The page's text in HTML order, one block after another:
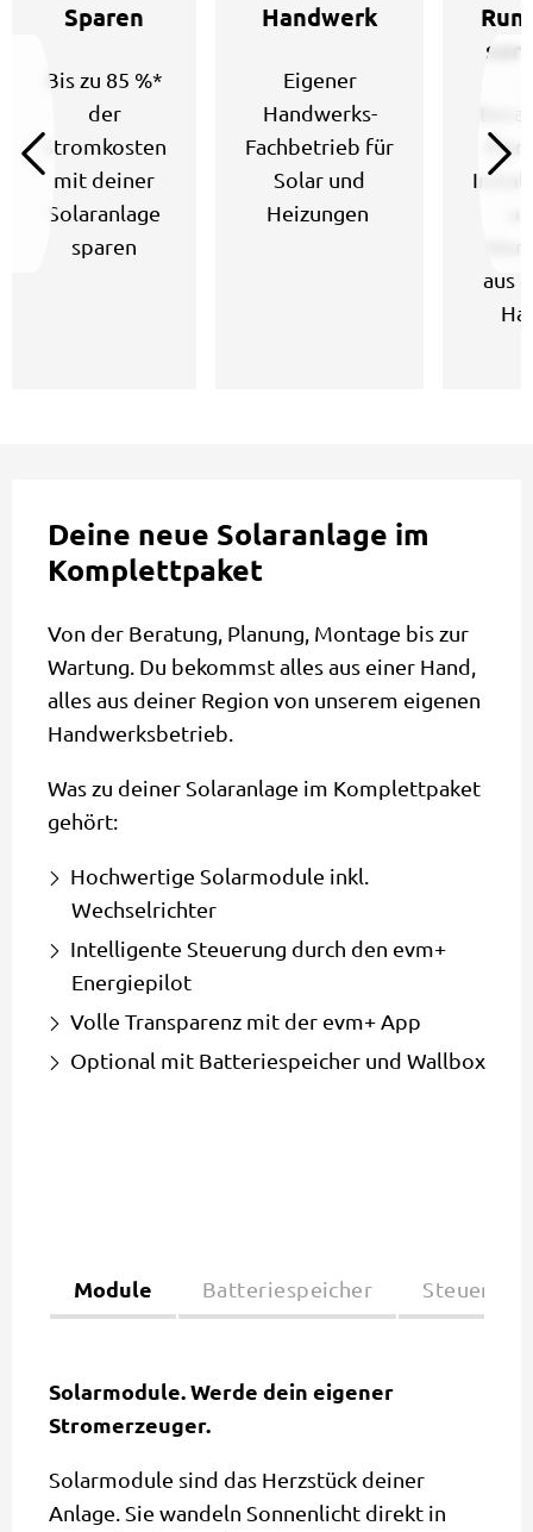
Sparen
Bis zu 85 %*
der
Stromkosten
mit deiner
Solaranlage
sparen
Handwerk
Eigener
Handwerks-
Fachbetrieb für
Solar und
Heizungen
aus
Deine neue Solaranlage im
Komplettpaket
Von der Beratung, Planung, Montage bis zur
Wartung. Du bekommst alles aus einer Hand,
alles aus deiner Region von unserem eigenen
Handwerksbetrieb.
Was zu deiner Solaranlage im Komplettpaket
gehört:
Hochwertige Solarmodule inkl.
Wechselrichter
Intelligente Steuerung durch den evm+
Energiepilot
Volle Transparenz mit der evm+ App
Optional mit Batteriespeicher und Wallbox
Module Batteriespeicher Steuerung
Solarmodule. Werde dein eigener
Stromerzeuger.
Solarmodule sind das Herzstück deiner
Anlage. Sie wandeln Sonnenlicht direkt in